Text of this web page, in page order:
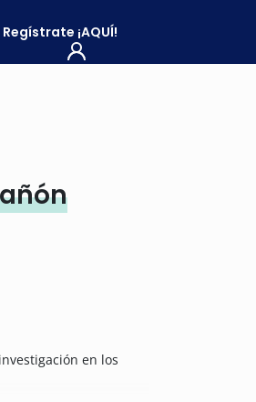
Regístrate ¡AQUÍ!
en los